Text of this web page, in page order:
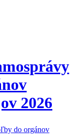
2026